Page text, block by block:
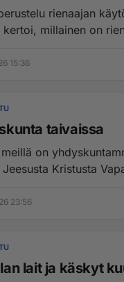
rienaajan käytökselle! Anonyymi 2020-02-28
kertoi, millainen on
15:36
taivaissa
meillä on
Kristusta
23:56
lait ja käskyt